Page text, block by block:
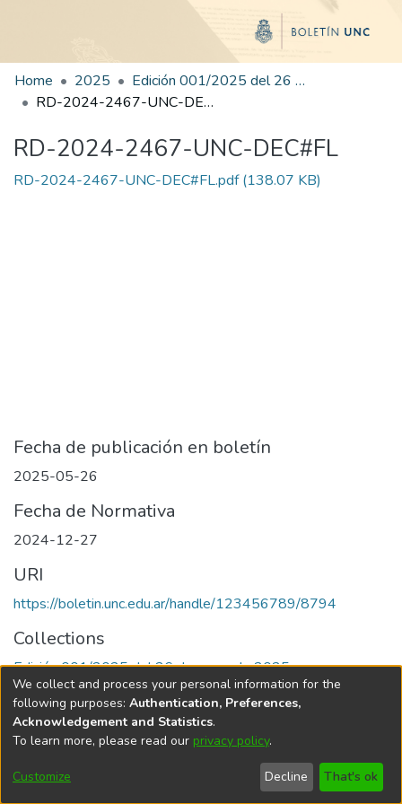
Home 2025
Edición 001/2025 del 26 de mayo de 2025
RD-2024-2467-UNC-DEC#FL
RD-2024-2467-UNC-DEC#FL
RD-2024-2467-UNC-DEC#FL.pdf(138.07 KB)
Fecha de publicación en boletín
2025-05-26
Fecha de Normativa
2024-12-27
URI
https://boletin.unc.edu.ar/handle/123456789/8794
Collections
Edición 001/2025 del 26 de mayo de 2025
Universidad Nacional de Córdoba
We collect and process your personal information for the
following purposes: Authentication, Preferences,
Acknowledgement and Statistics.
To learn more, please read our privacy policy.
Customize Decline That's ok